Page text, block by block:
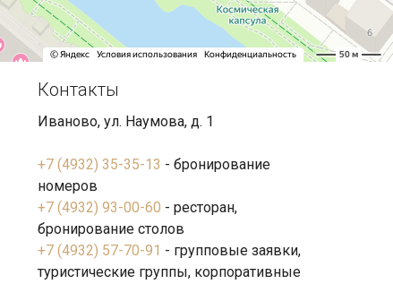
Контакты
Иваново, ул. Наумова, д. 1
+7 (4932) 35-35-13 - бронирование
номеров
+7 (4932) 93-00-60 - ресторан,
бронирование столов
+7 (4932) 57-70-91 - групповые заявки,
туристические группы, корпоративные